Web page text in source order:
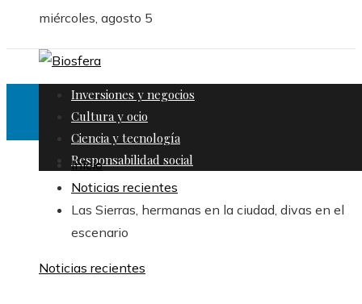
miércoles, agosto 5
Inversiones y negocios
Cultura y ocio
Ciencia y tecnología
Responsabilidad social
Inicio
Noticias recientes
Las Sierras, hermanas en la ciudad, divas en el
escenario
Noticias recientes